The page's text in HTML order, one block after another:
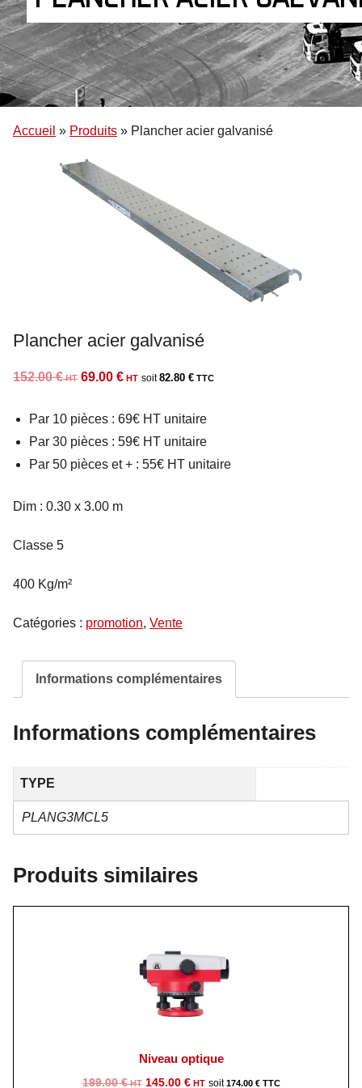
Accueil » Produits » Plancher acier galvanisé
Plancher acier galvanisé
152.00€
Le
initial
était :
152.00 €.
69.00 €
Le
actuel
est :
69.00 €.
82.80 €
Par 10 pièces : 69€ HT unitaire
Par 30 pièces : 59€ HT unitaire
Par 50 pièces et + : 55€ HT unitaire
Dim : 0.30 x 3.00 m
Classe 5
400 Kg/m²
Catégories : promotion, Vente
Informations complémentaires
Informations complémentaires
TYPE
PLANG3MCL5
Produits similaires
Niveau optique
199.00€
Le
145.00 €
Le
174.00 €